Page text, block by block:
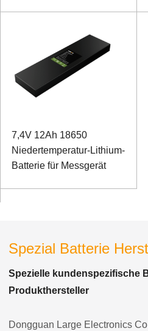
7,4V 12Ah 18650
Niedertemperatur-Lithium-
Batterie für Messgerät
Spezial Batterie
Spezielle kundenspezifische
Produkthersteller
Dongguan Large Electronics